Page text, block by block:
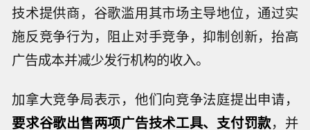
技术提供商，谷歌滥用其市场主导地位，通过实
施反竞争行为，阻止对手竞争，抑制创新，抬高
广告成本并减少发行机构的收入。
加拿大竞争局表示，他们向竞争法庭提出申请，
要求谷歌出售两项广告技术工具、支付罚款，并